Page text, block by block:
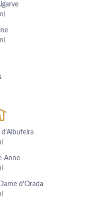
d'Albufeira
Anne
d'Orada